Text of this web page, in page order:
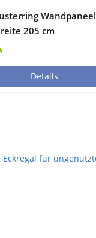
Wandpaneel
205 cm
Details